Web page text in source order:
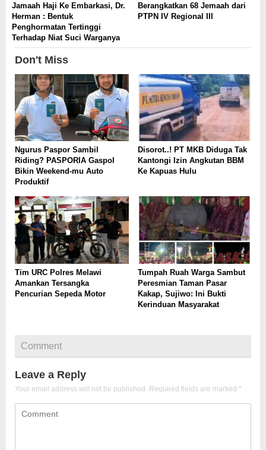
Jamaah Haji Ke Embarkasi, Dr.
Herman : Bentuk
Penghormatan Tertinggi
Terhadap Niat Suci Warganya
Berangkatkan 68 Jemaah dari
PTPN IV Regional III
Don't Miss
Ngurus Paspor Sambil
Riding? PASPORIA Gaspol
Bikin Weekend-mu Auto
Produktif
Disorot..! PT MKB Diduga Tak
Kantongi Izin Angkutan BBM
Ke Kapuas Hulu
Tim URC Polres Melawi
Amankan Tersangka
Pencurian Sepeda Motor
Tumpah Ruah Warga Sambut
Peresmian Taman Pasar
Kakap, Sujiwo: Ini Bukti
Kerinduan Masyarakat
Comment
Leave a Reply
Your email address will not be published. Required fields are marked *